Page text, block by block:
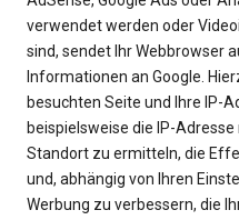
verwendet werden oder
sind, sendet Ihr Webbrowser
Informationen an Google.
besuchten Seite und Ihre IP-
beispielsweise die IP-
Standort zu ermitteln, die
und, abhängig von Ihren
Werbung zu verbessern, die